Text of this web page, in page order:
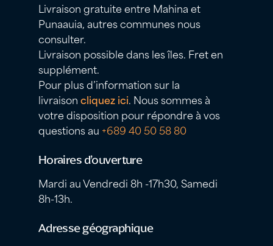
Livraison gratuite entre Mahina et
Punaauia, autres communes nous
consulter.
Livraison possible dans les îles. Fret en
supplément.
Pour plus d’information sur la
livraisoncliquez ici. Nous sommes à
votre disposition pour répondre à vos
questions au +689 40 50 58 80
Horaires d’ouverture
Mardi au Vendredi 8h -17h30, Samedi
8h-13h.
Adresse géographique